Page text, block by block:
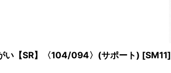
い【SR】〈104/094〉(サポート) [SM11]